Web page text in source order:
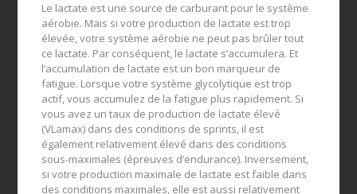
Le lactate est une source de carburant pour le système
aérobie. Mais si votre production de lactate est trop
élevée, votre système aérobie ne peut pas brûler tout
ce lactate. Par conséquent, le lactate s’accumulera. Et
l’accumulation de lactate est un bon marqueur de
fatigue. Lorsque votre système glycolytique est trop
actif, vous accumulez de la fatigue plus rapidement. Si
vous avez un taux de production de lactate élevé
(VLamax) dans des conditions de sprints, il est
également relativement élevé dans des conditions
sous-maximales (épreuves d’endurance). Inversement,
si votre production maximale de lactate est faible dans
des conditions maximales, elle est aussi relativement